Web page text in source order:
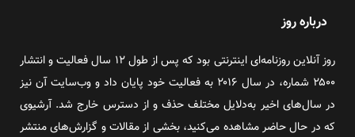
درباره روز
روز آنلاین روزنامه‌ای اینترنتی بود که پس از طول ۱۲ سال فعالیت و انتشار
۲۵۰۰ شماره، در سال ۲۰۱۶ به فعالیت خود پایان داد و وب‌سایت آن نیز
در سال‌های اخیر به‌دلایل مختلف حذف و از دسترس خارج شد. آرشیوی
که در حال حاضر مشاهده می‌کنید، بخشی از مقالات و گزارش‌های منتشر